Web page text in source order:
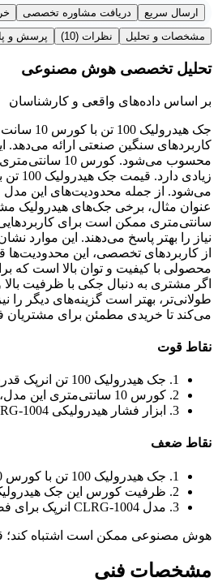
ارسال سریع
دریافت مشاوره تخصصی
مشخصات و تحلیل
نظرات (10) پرسش و
تحلیل تخصصی هوش مصنوعی
بر اساس داده‌های واقعی و کارشناسان
محسوب
می‌شود. از جمله محدودیت‌های این مدل
سانتی‌متری ممکن است برای کاربردهایی
نیاز را بهتر پاسخ می‌دهند. این موارد
محصولی با کیفیت و توان بالا است
اگر مشتری به دنبال جکی با ظرفیت
طولانی‌تر، بهتر است گزینه‌های دیگر
می‌کند تا خریدی مطمئن برای مشتریان
نقاط قوت
1. جک هیدرولیک 100 تن انرپک قدرت فوق‌العاده دارد.
2. کورس 10 سانتی‌متری این مدل، جابجایی دقیق را تضمین می‌کند.
3. ابزار فشار هیدرولیکی CLRG-1004 برای کارهای سنگین ایده‌آل است.
نقاط ضعف
1. جک هیدرولیک 100 تن با کورس 10 سانت مدل CLRG-1004 انرپک وزن زیادی دارد.
2. ظرفیت کورس این جک هیدرولیک سنگین محدود به ۱۰ سانتی‌متر است.
3. مدل CLRG-1004 انرپک برای فضاهای بسیار کوچک مناسب نیست.
هوش مصنوعی ممکن است اشتباه کند؛
مشخصات فنی